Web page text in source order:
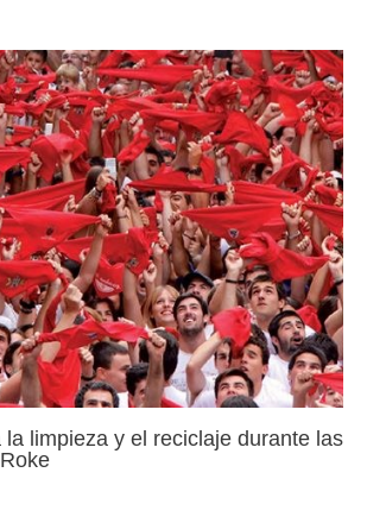
la limpieza y el reciclaje durante las